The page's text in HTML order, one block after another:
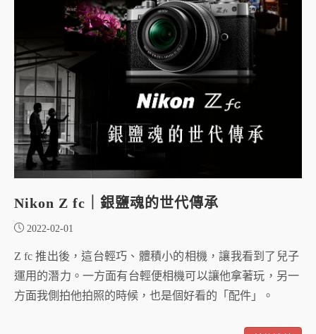
Nikon Z fc｜銀鹽魂的世代傳承
2022-02-01
Z fc 推出後，這台輕巧、體積小的相機，讓我看到了兒子
運用的潛力。一方面有台輕便相機可以讓他拿著玩，另一
方面我側拍他拍照的時候，也是個好看的「配件」。